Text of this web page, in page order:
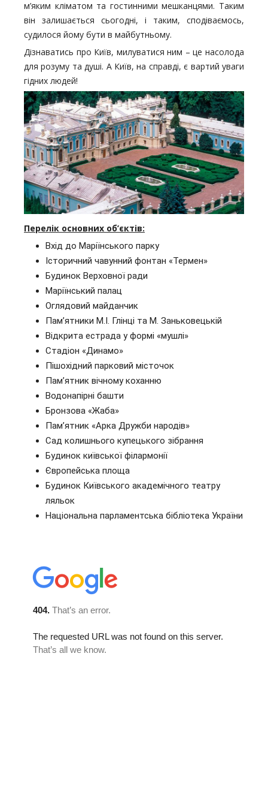
м’яким кліматом та гостинними мешканцями. Таким
він залишається сьогодні, і таким, сподіваємось,
судилося йому бути в майбутньому.
Дізнаватись про Київ, милуватися ним – це насолода
для розуму та душі. А Київ, на справді, є вартий уваги
гідних людей!
Перелік основних об’єктів:
Вхід до Маріїнського парку
Історичний чавунний фонтан «Термен»
Будинок Верховної ради
Маріїнський палац
Оглядовий майданчик
Пам’ятники М.І. Глінці та М. Заньковецькій
Відкрита естрада у формі «мушлі»
Стадіон «Динамо»
Пішохідний парковий місточок
Пам’ятник вічному коханню
Водонапірні башти
Бронзова «Жаба»
Пам’ятник «Арка Дружби народів»
Сад колишнього купецького зібрання
Будинок київської філармонії
Європейська площа
Будинок Київського академічного театру
ляльок
Національна парламентська бібліотека України